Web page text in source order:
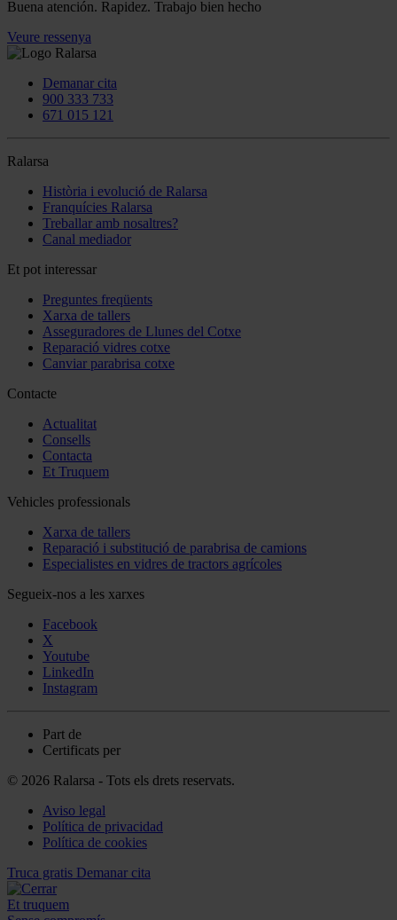
Buena atención. Rapidez. Trabajo bien hecho
Veure ressenya
Demanar cita
900 333 733
671 015 121
Ralarsa
Història i evolució de Ralarsa
Franquícies Ralarsa
Treballar amb nosaltres?
Canal mediador
Et pot interessar
Preguntes freqüents
Xarxa de tallers
Asseguradores de Llunes del Cotxe
Reparació vidres cotxe
Canviar parabrisa cotxe
Contacte
Actualitat
Consells
Contacta
Et Truquem
Vehicles professionals
Xarxa de tallers
Reparació i substitució de parabrisa de camions
Especialistes en vidres de tractors agrícoles
Segueix-nos a les xarxes
Facebook
X
Youtube
LinkedIn
Instagram
Part de
Certificats per
© 2026 Ralarsa - Tots els drets reservats.
Aviso legal
Política de privacidad
Política de cookies
Truca gratis Demanar cita
Et truquem